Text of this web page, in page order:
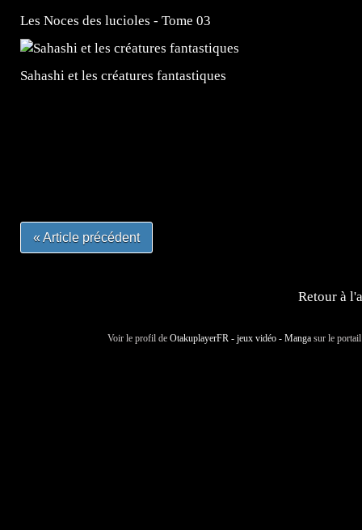
Les Noces des lucioles - Tome 03
Sahashi et les créatures fantastiques
« Article précédent
Retour à
Voir le profil de OtakuplayerFR - jeux vidéo - Manga sur le